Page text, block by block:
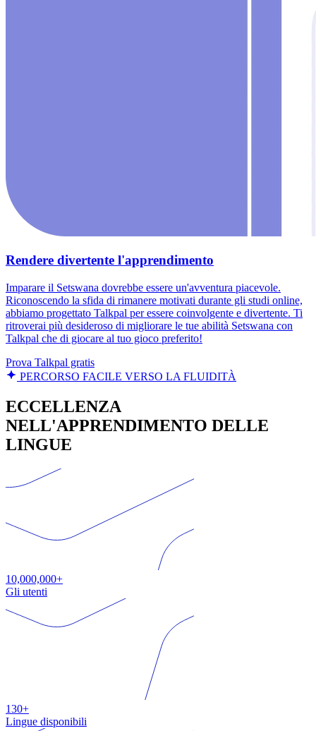
Rendere divertente l'apprendimento
Imparare il Setswana dovrebbe essere un'avventura piacevole.
Riconoscendo la sfida di rimanere motivati durante gli studi online,
abbiamo progettato Talkpal per essere coinvolgente e divertente. Ti
ritroverai più desideroso di migliorare le tue abilità Setswana con
Talkpal che di giocare al tuo gioco preferito!
Prova Talkpal gratis
PERCORSO FACILE VERSO LA FLUIDITÀ
ECCELLENZA
NELL'APPRENDIMENTO DELLE
LINGUE
10,000,000+
Gli utenti
130+
Lingue disponibili